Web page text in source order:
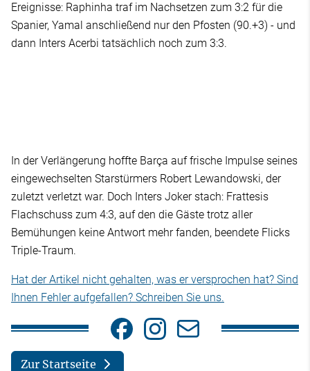
Ereignisse: Raphinha traf im Nachsetzen zum 3:2 für die
Spanier, Yamal anschließend nur den Pfosten (90.+3) - und
dann Inters Acerbi tatsächlich noch zum 3:3.
In der Verlängerung hoffte Barça auf frische Impulse seines
eingewechselten Starstürmers Robert Lewandowski, der
zuletzt verletzt war. Doch Inters Joker stach: Frattesis
Flachschuss zum 4:3, auf den die Gäste trotz aller
Bemühungen keine Antwort mehr fanden, beendete Flicks
Triple-Traum.
Hat der Artikel nicht gehalten, was er versprochen hat? Sind
Ihnen Fehler aufgefallen? Schreiben Sie uns.
Zur Startseite